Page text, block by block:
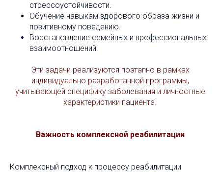
стрессоустойчивости.
Обучение навыкам здорового образа жизни и
позитивному поведению.
Восстановление семейных и профессиональных
взаимоотношений.
Эти задачи реализуются поэтапно в рамках
индивидуально разработанной программы,
учитывающей специфику заболевания и личностные
характеристики пациента.
Важность комплексной реабилитации
Комплексный подход к процессу реабилитации